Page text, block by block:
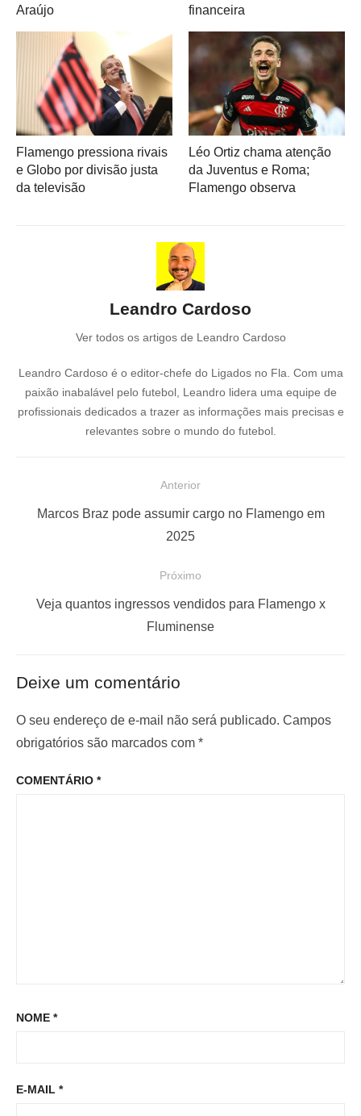
Araújo
financeira
Flamengo pressiona rivais
e Globo por divisão justa
da televisão
Léo Ortiz chama atenção
da Juventus e Roma;
Flamengo observa
Leandro Cardoso
Ver todos os artigos de Leandro Cardoso
Leandro Cardoso é o editor-chefe do Ligados no Fla. Com uma
paixão inabalável pelo futebol, Leandro lidera uma equipe de
profissionais dedicados a trazer as informações mais precisas e
relevantes sobre o mundo do futebol.
o
e
P
o
Anterior
i
o
:
Marcos Braz pode assumir cargo no Flamengo em
2025
Próximo
m
o
o
Veja quantos ingressos vendidos para Flamengo x
Fluminense
Deixe um comentário
O seu endereço de e-mail não será publicado. Campos
obrigatórios são marcados com *
COMENTÁRIO *
NOME *
E-MAIL *